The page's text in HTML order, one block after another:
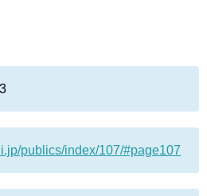
publics/index/107/#page107